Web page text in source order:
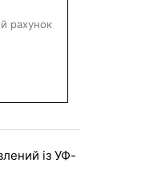
рахунок
із УФ-